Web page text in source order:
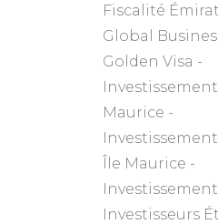
Fiscalité
Global
Golden Visa
Maurice
Île Maurice
Investisseurs